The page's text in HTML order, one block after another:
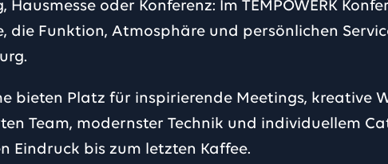
Hausmesse oder Konferenz: Im TEMPOWERK
die Funktion, Atmosphäre und persönlichen
bieten Platz für inspirierende Meetings, kreative
Team, modernster Technik und individuellem
Eindruck bis zum letzten Kaffee.